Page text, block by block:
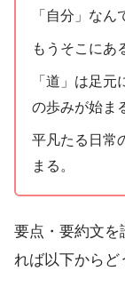
「自分」なん
もうそこにあ
「道」は足
の歩みが始ま
平凡たる日常
まる。
要点・要約文を
れば以下からど